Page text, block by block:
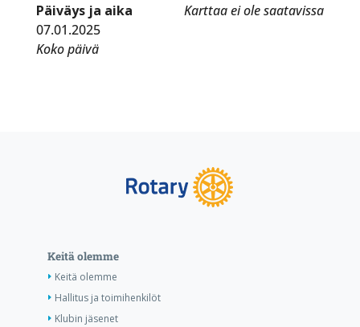
Karttaa ei ole saatavissa
Päiväys ja aika
07.01.2025
Koko päivä
Keitä olemme
Keitä olemme
Hallitus ja toimihenkilöt
Klubin jäsenet